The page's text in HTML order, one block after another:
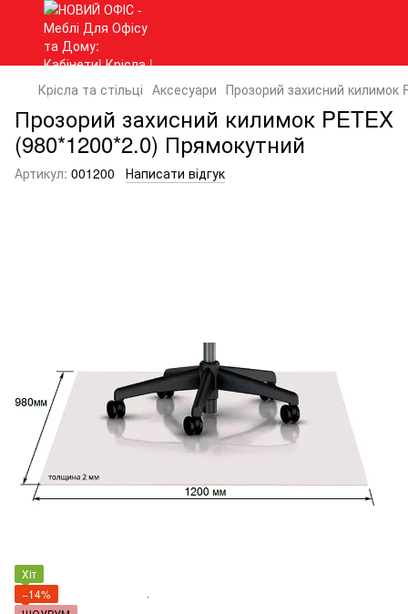
Крісла та стільці Аксесуари Прозорий захисний килимок
Прозорий захисний килимок PETEX
(980*1200*2.0) Прямокутний
Артикул: 001200 Написати відгук
Хіт
−14%